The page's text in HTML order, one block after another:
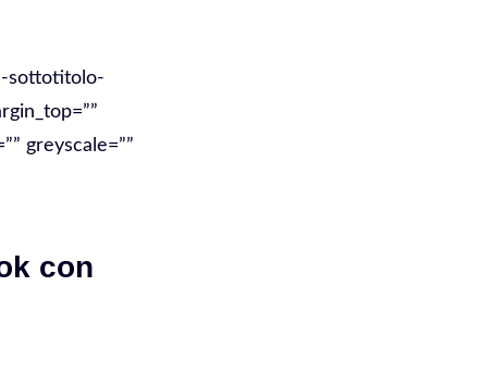
sottotitolo-
greyscale=””
con